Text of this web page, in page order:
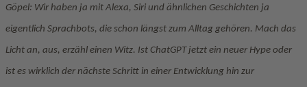
Göpel: Wir haben ja mit Alexa, Siri und ähnlichen Geschichten ja
eigentlich Sprachbots, die schon längst zum Alltag gehören. Mach das
Licht an, aus, erzähl einen Witz. Ist ChatGPT jetzt ein neuer Hype oder
ist es wirklich der nächste Schritt in einer Entwicklung hin zur